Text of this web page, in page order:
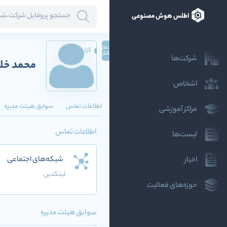
اطلس هوش مصنوعی
شرکت‌ها
اشخاص
مراکز آموزشی
لیست‌ها
اخبار
حوزه‌های فعالیت
محمد
ادعای
مالکیت گزارش
اطلاعات تماس سوابق هیئت مدیره
اطلاعات تماس
شبکه‌های اجتماعی
لینکدین
سوابق هیئت مدیره